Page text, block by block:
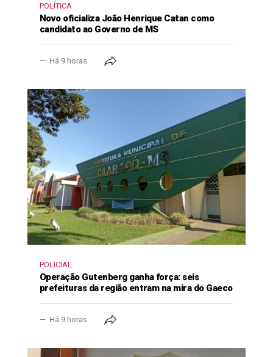
POLÍTICA
Novo oficializa João Henrique Catan como
candidato ao Governo de MS
Há 9 horas
POLICIAL
Operação Gutenberg ganha força: seis
prefeituras da região entram na mira do Gaeco
Há 9 horas